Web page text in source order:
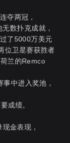
夺两冠，
数扑克成就，
了5000万美元
位卫星赛获胜者
兰的Remco
中进入奖池，
成绩。
金表现，